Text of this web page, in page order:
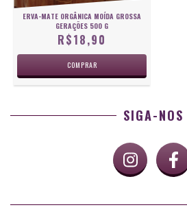
ERVA-MATE ORGÂNICA MOÍDA GROSSA
GERAÇÕES 500 G
R$18,90
SIGA-NOS